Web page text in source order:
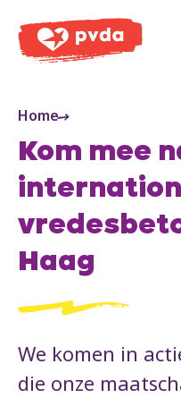
PVDA
Home
Kom mee
Haag
We komen in
die onze